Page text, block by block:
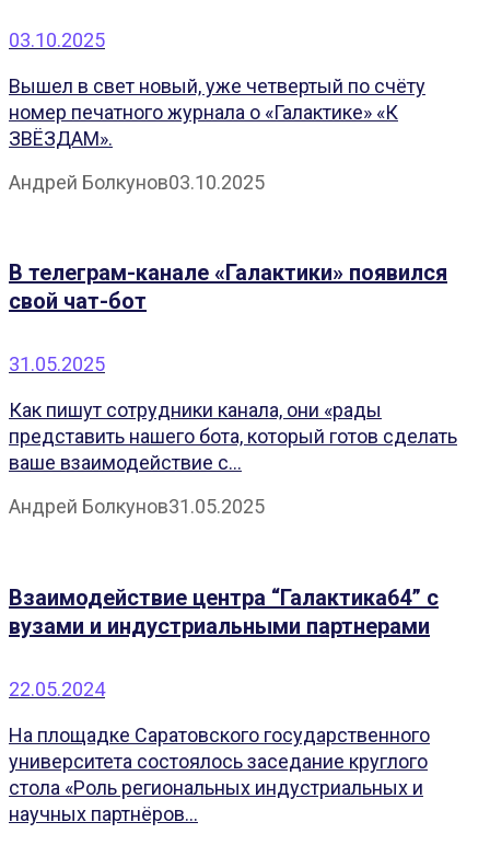
03.10.2025
Вышел в свет новый, уже четвертый по счёту
номер печатного журнала о «Галактике» «К
ЗВЁЗДАМ».
Андрей Болкунов03.10.2025
В телеграм-канале «Галактики» появился
свой чат-бот
31.05.2025
Как пишут сотрудники канала, они «рады
представить нашего бота, который готов сделать
ваше взаимодействие с...
Андрей Болкунов31.05.2025
Взаимодействие центра “Галактика64” с
вузами и индустриальными партнерами
22.05.2024
На площадке Саратовского государственного
университета состоялось заседание круглого
стола «Роль региональных индустриальных и
научных партнёров...